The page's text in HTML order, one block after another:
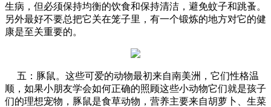
生病，但必须保持均衡的饮食和保持清洁，避免蚊子和跳蚤。
另外最好不要总把它关在笼子里，有一个锻炼的地方对它的健
康是至关重要的。
五：豚鼠。这些可爱的动物最初来自南美洲，它们性格温
顺，如果小朋友学会如何正确的照顾这些小动物它们就是孩子
们的理想宠物，豚鼠是食草动物，营养主要来自胡萝卜、生菜